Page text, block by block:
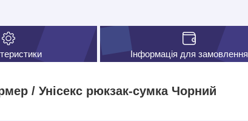
Інформація для замовлення
/ Унісекс рюкзак-сумка Чорний